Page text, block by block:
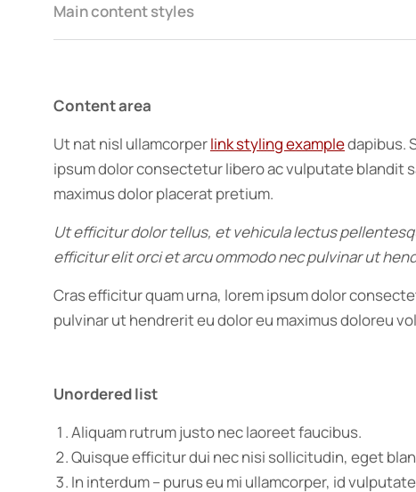
Main content styles
Content area
Ut nat nisl ullamcorperlink styling exampledapibus.
ipsum dolor consectetur libero ac vulputate blandit
maximus dolor placerat pretium.
Ut efficitur dolor tellus, et vehicula lectus
efficitur elit orci et arcu ommodo nec pulvinar ut
Cras efficitur quam urna, lorem ipsum dolor
pulvinar ut hendrerit eu dolor eu maximus doloreu
Unordered list
Aliquam rutrum justo nec laoreet faucibus.
Quisque efficitur dui nec nisi sollicitudin, eget
In interdum – purus eu mi ullamcorper, id